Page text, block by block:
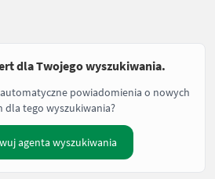
dla Twojego wyszukiwania.
powiadomienia o nowych
dla tego wyszukiwania?
agenta wyszukiwania